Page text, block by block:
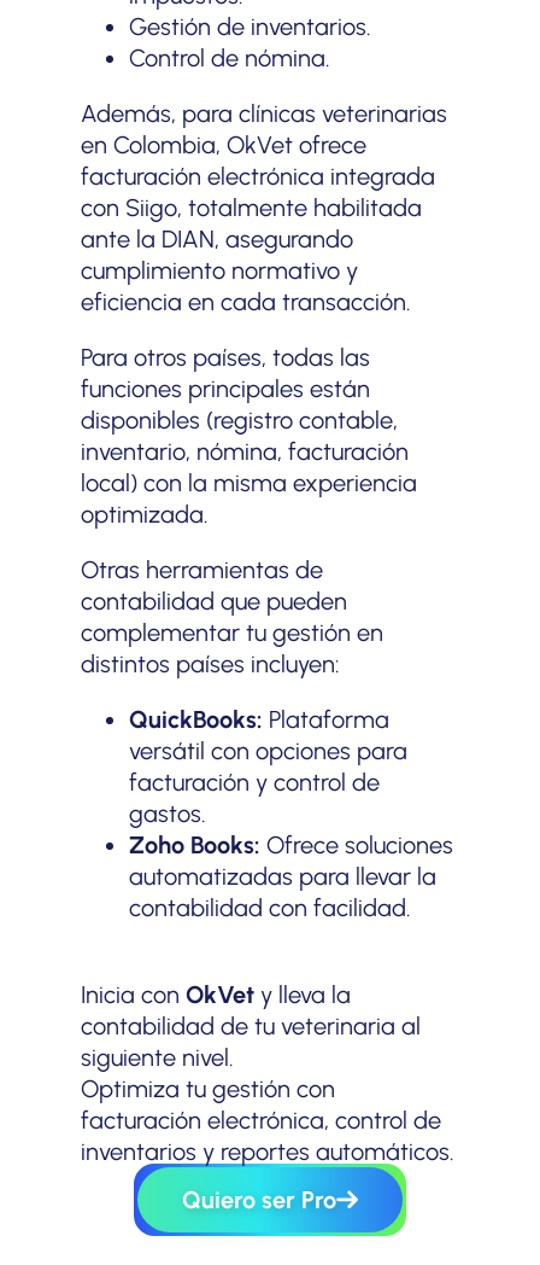
Gestión de inventarios.
Control de nómina.
Además, para clínicas veterinarias
en Colombia, OkVet ofrece
facturación electrónica integrada
con Siigo, totalmente habilitada
ante la DIAN, asegurando
cumplimiento normativo y
eficiencia en cada transacción.
Para otros países, todas las
funciones principales están
disponibles (registro contable,
inventario, nómina, facturación
local) con la misma experiencia
optimizada.
Otras herramientas de
contabilidad que pueden
complementar tu gestión en
distintos países incluyen:
QuickBooks: Plataforma
versátil con opciones para
facturación y control de
gastos.
Zoho Books: Ofrece soluciones
automatizadas para llevar la
contabilidad con facilidad.
Inicia conOkVet y lleva la
contabilidad de tu veterinaria al
siguiente nivel.
Optimiza tu gestión con
facturación electrónica, control de
inventarios y reportes automáticos.
Quiero ser Pro